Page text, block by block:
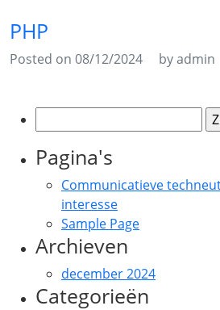
PHP
Posted on 08/12/2024 by admin
naar:
Pagina's
Communicatieve
interesse
Sample Page
Archieven
december 2024
Categorieën